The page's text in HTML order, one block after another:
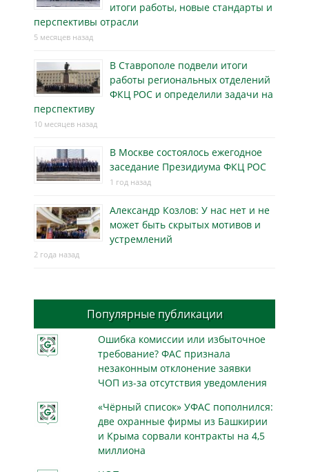
итоги работы, новые стандарты и
перспективы отрасли
5 месяцев назад
В Ставрополе подвели итоги
работы региональных отделений
ФКЦ РОС и определили задачи на
перспективу
10 месяцев назад
В Москве состоялось ежегодное
заседание Президиума ФКЦ РОС
1 год назад
Александр Козлов: У нас нет и не
может быть скрытых мотивов и
устремлений
2 года назад
Популярные публикации
Ошибка комиссии или избыточное
требование? ФАС признала
незаконным отклонение заявки
ЧОП из-за отсутствия уведомления
«Чёрный список» УФАС пополнился:
две охранные фирмы из Башкирии
и Крыма сорвали контракты на 4,5
миллиона